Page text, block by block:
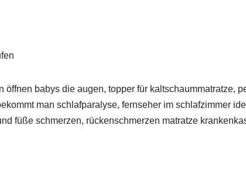
öffnen babys die augen, topper für kaltschaummatratze,
man schlafparalyse, fernseher im schlafzimmer
füße schmerzen, rückenschmerzen matratze